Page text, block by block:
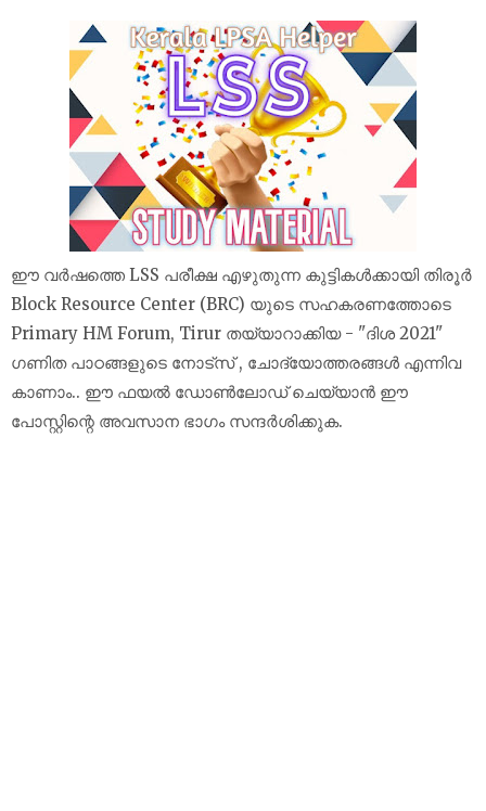
ഈ വർഷത്തെ LSS പരീക്ഷ എഴുതുന്ന കുട്ടികൾക്കായി തിരൂർ
Block Resource Center (BRC) യുടെ സഹകരണത്തോടെ
Primary HM Forum, Tirur തയ്യാറാക്കിയ - "ദിശ 2021"
ഗണിത പാഠങ്ങളുടെ നോട്സ് , ചോദ്യോത്തരങ്ങൾ എന്നിവ
കാണാം.. ഈ ഫയൽ ഡോൺലോഡ് ചെയ്യാൻ ഈ
പോസ്റ്റിന്റെ അവസാന ഭാഗം സന്ദർശിക്കുക.